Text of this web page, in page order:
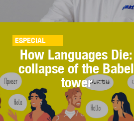
ESPECIAL
How Languages Die:
collapse of the Babel
tower